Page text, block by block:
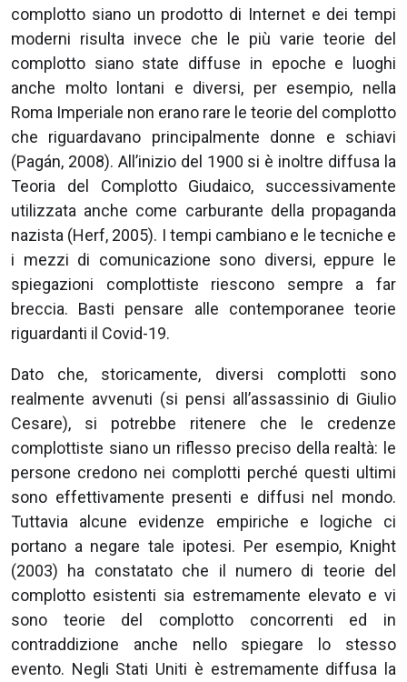
complotto siano un prodotto di Internet e dei tempi
moderni risulta invece che le più varie teorie del
complotto siano state diffuse in epoche e luoghi
anche molto lontani e diversi, per esempio, nella
Roma Imperiale non erano rare le teorie del complotto
che riguardavano principalmente donne e schiavi
(Pagán, 2008). All’inizio del 1900 si è inoltre diffusa la
Teoria del Complotto Giudaico, successivamente
utilizzata anche come carburante della propaganda
nazista (Herf, 2005). I tempi cambiano e le tecniche e
i mezzi di comunicazione sono diversi, eppure le
spiegazioni complottiste riescono sempre a far
breccia. Basti pensare alle contemporanee teorie
riguardanti il Covid-19.
Dato che, storicamente, diversi complotti sono
realmente avvenuti (si pensi all’assassinio di Giulio
Cesare), si potrebbe ritenere che le credenze
complottiste siano un riflesso preciso della realtà: le
persone credono nei complotti perché questi ultimi
sono effettivamente presenti e diffusi nel mondo.
Tuttavia alcune evidenze empiriche e logiche ci
portano a negare tale ipotesi. Per esempio, Knight
(2003) ha constatato che il numero di teorie del
complotto esistenti sia estremamente elevato e vi
sono teorie del complotto concorrenti ed in
contraddizione anche nello spiegare lo stesso
evento. Negli Stati Uniti è estremamente diffusa la